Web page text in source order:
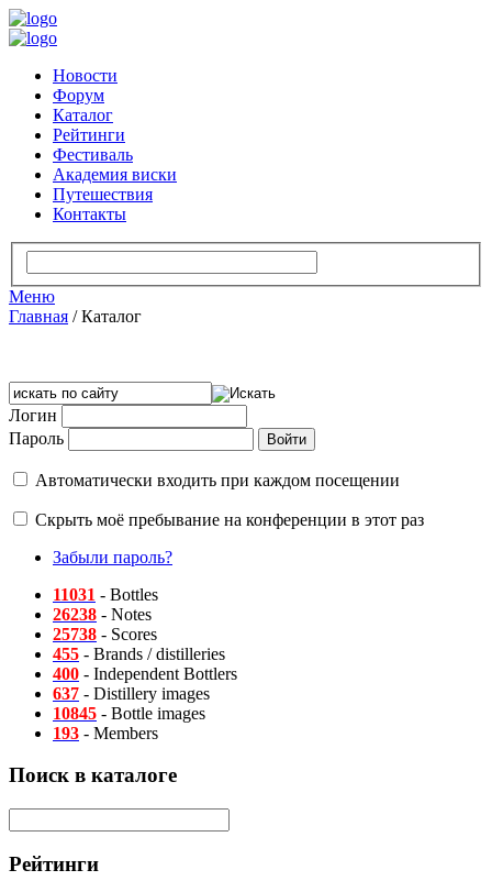
Новости
Форум
Каталог
Рейтинги
Фестиваль
Академия виски
Путешествия
Контакты
Меню
Главная /Каталог
Логин
Пароль
Автоматически входить при каждом посещении
Скрыть моё пребывание на конференции в этот раз
Забыли пароль?
11031 - Bottles
26238 - Notes
25738 - Scores
455 - Brands / distilleries
400 - Independent Bottlers
637 - Distillery images
10845 - Bottle images
193 - Members
Поиск в каталоге
Рейтинги